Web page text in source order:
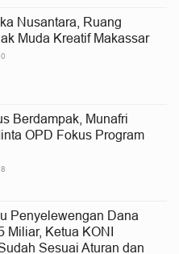
Nusantara, Ruang
Muda Kreatif Makassar
Berdampak, Munafri
OPD Fokus Program
Penyelewengan Dana
Miliar, Ketua KONI
Sesuai Aturan dan